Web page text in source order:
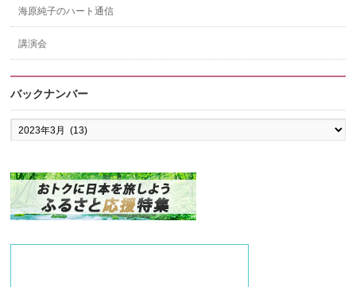
海原純子のハート通信
講演会
バックナンバー
バ
ッ
ン
バ
ー